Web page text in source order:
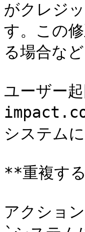
がクレジ
す。この
る場合な
ユーザー
システム
**重複す
アクショ